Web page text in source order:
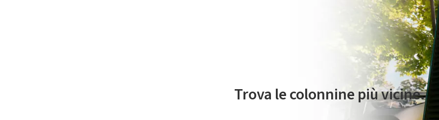
Il servizio di mobilità elettrica è gestito da Plenitude On The Road
Trova le colonnine più vicine.